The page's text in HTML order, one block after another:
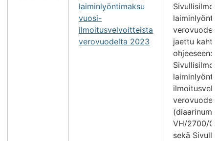
laiminlyöntimaksu
vuosi-
ilmoitusvelvoitteista
verovuodelta 2023
jaettu
ohjeeseen:
VH/2700/
sekä